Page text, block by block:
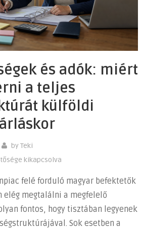
és adók: miért
a teljes
külföldi
byTeki
kikapcsolva
felé forduló magyar befektetők
elég megtalálni a megfelelő
fontos, hogy tisztában legyenek
Sok esetben a